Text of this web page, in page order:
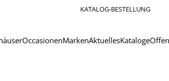
KATALOG-BESTELLUNG
OccasionenMarkenAktuellesKataloge